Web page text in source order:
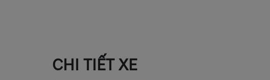
CHI TIẾT XE